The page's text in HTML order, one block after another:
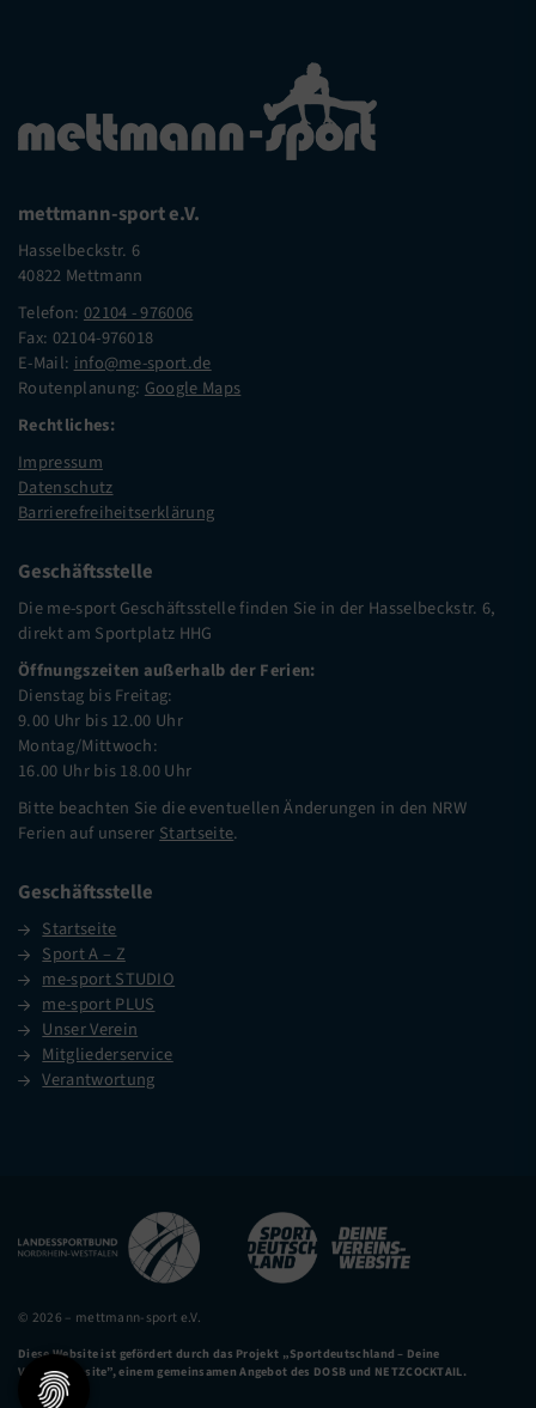
mettmann-sport e.V.
Hasselbeckstr. 6
40822 Mettmann
Telefon: 02104 - 976006
Fax: 02104-976018
E-Mail: info@me-sport.de
Routenplanung: Google Maps
Rechtliches:
Impressum
Datenschutz
Barrierefreiheitserklärung
Geschäftsstelle
Die me-sport Geschäftsstelle finden Sie in der Hasselbeckstr. 6,
direkt am Sportplatz HHG
Öffnungszeiten außerhalb der Ferien:
Dienstag bis Freitag:
9.00 Uhr bis 12.00 Uhr
Montag/Mittwoch:
16.00 Uhr bis 18.00 Uhr
Bitte beachten Sie die eventuellen Änderungen in den NRW
Ferien auf unserer Startseite.
Geschäftsstelle
Startseite
Sport A – Z
me-sport STUDIO
me-sport PLUS
Unser Verein
Mitgliederservice
Verantwortung
© 2026 – mettmann-sport e.V.
Diese Website ist gefördert durch das Projekt „Sportdeutschland – Deine
Vereinswebsite”, einem gemeinsamen Angebot des DOSB und NETZCOCKTAIL.